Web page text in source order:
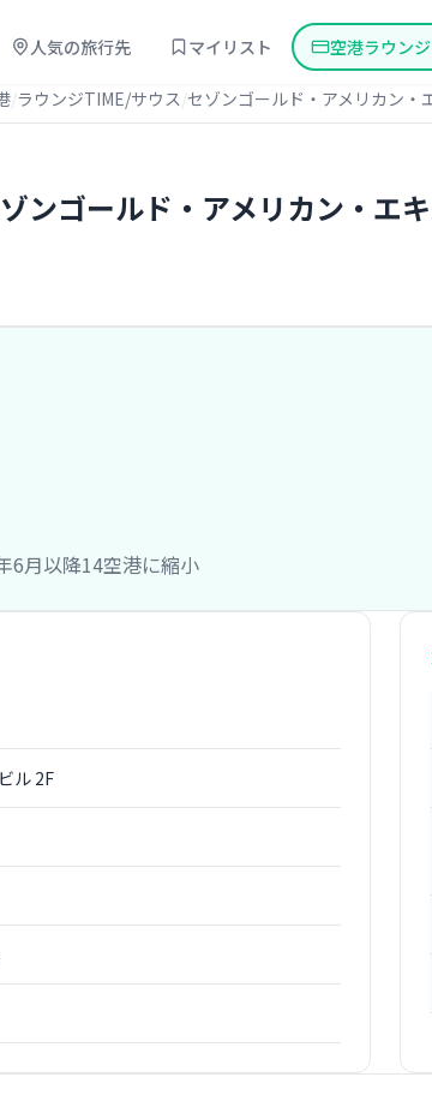
人気の旅行先 マイリスト 空港ラウン
ラウンジTIME/サウス セゾンゴールド・アメリカン・
ンゴールド・アメリカン・エ
6月以降14空港に縮小
ル 2F